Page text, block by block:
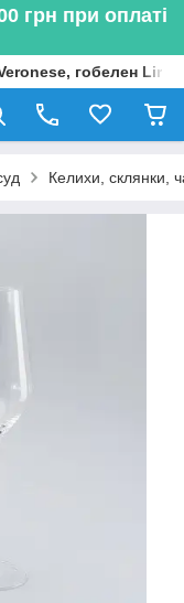
грн при оплаті
гобелен
Келихи, склянки,